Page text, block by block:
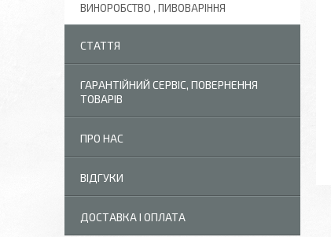
ВИНОРОБСТВО , ПИВОВАРІННЯ
СТАТТЯ
ГАРАНТІЙНИЙ СЕРВІС, ПОВЕРНЕННЯ
ТОВАРІВ
ПРО НАС
ВІДГУКИ
ДОСТАВКА І ОПЛАТА